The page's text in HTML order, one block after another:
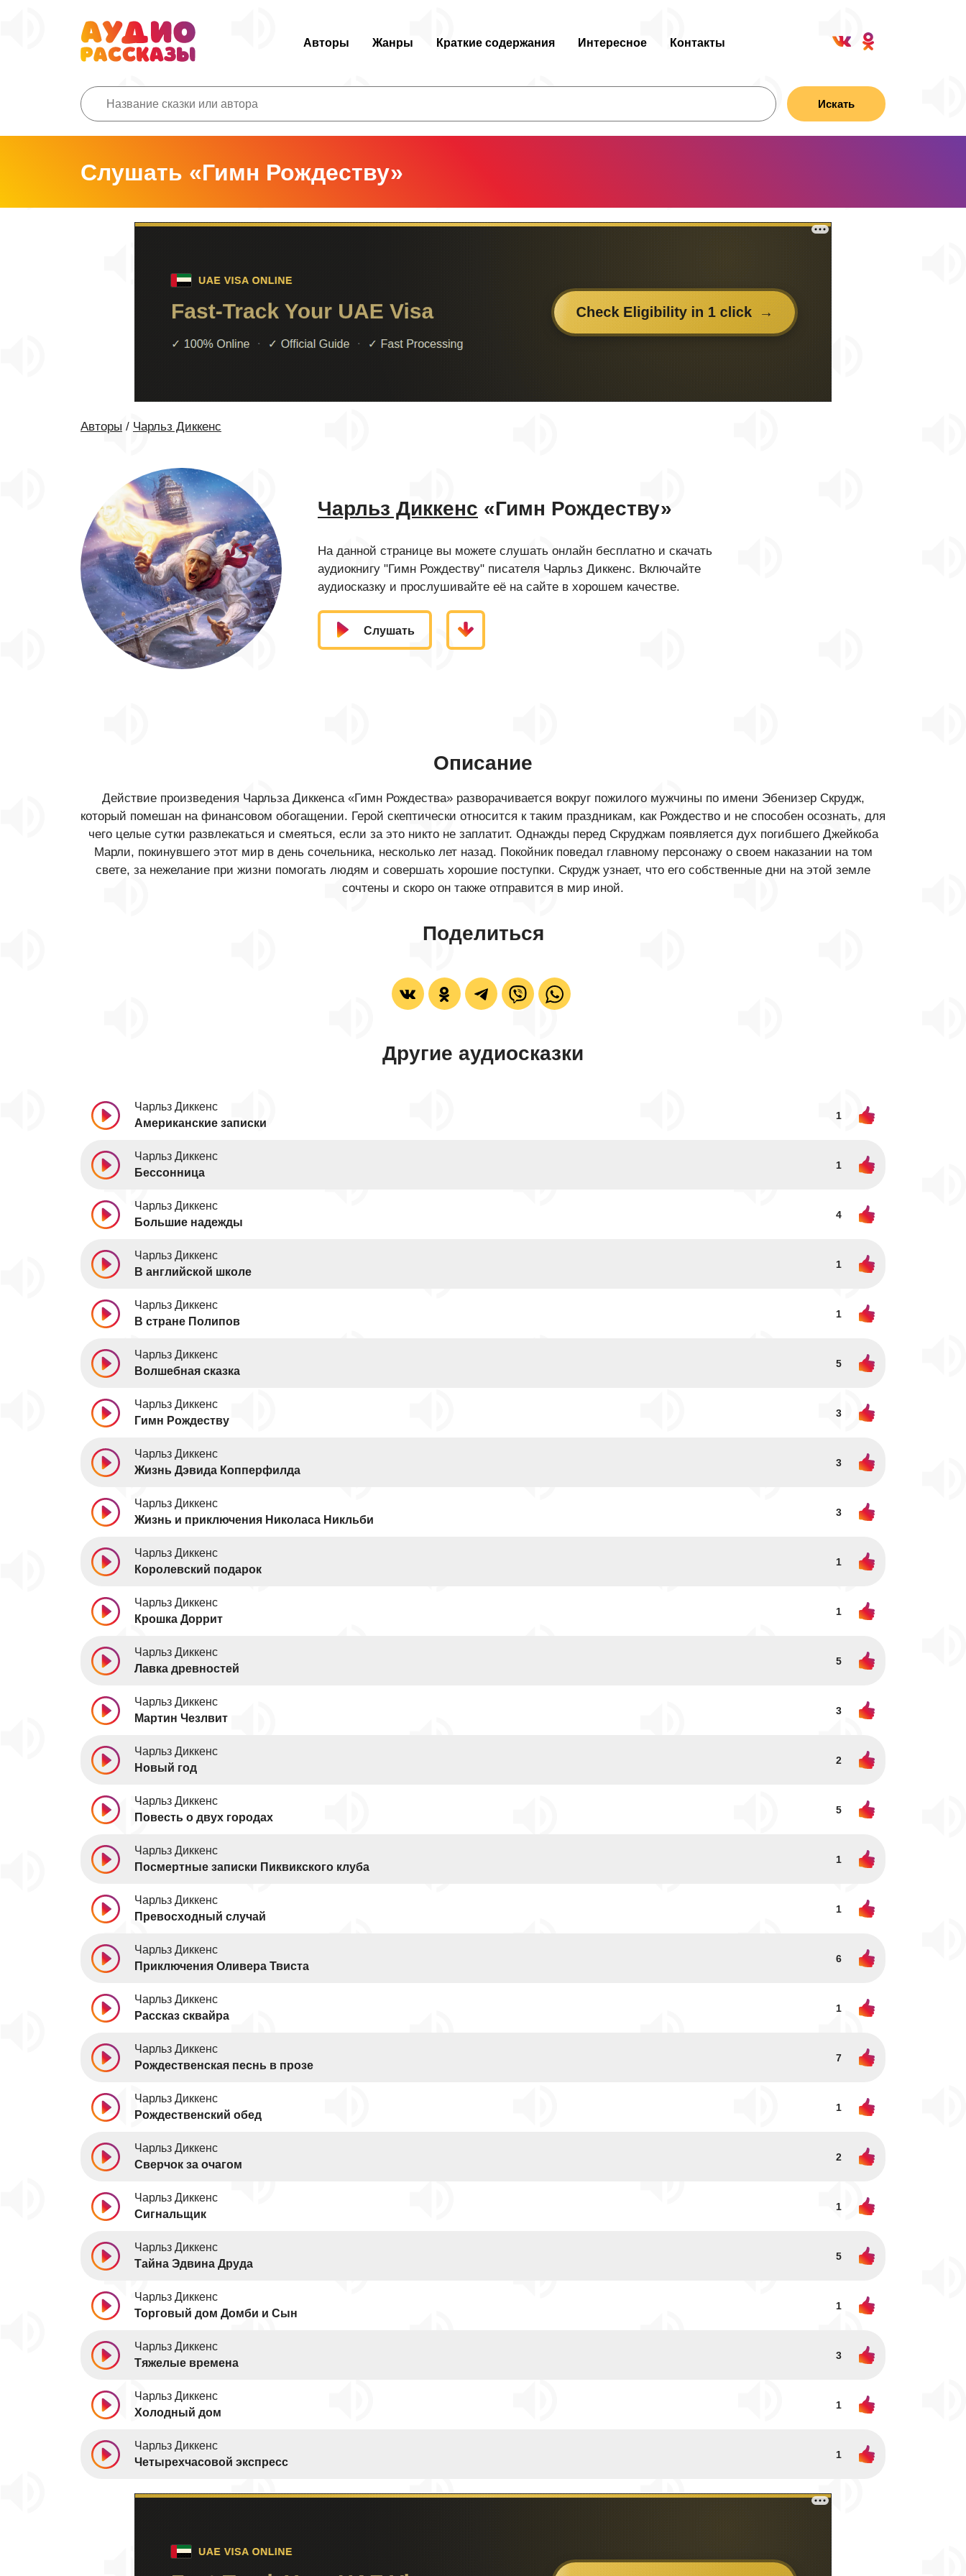
Авторы Жанры Краткие содержания Интересное Контакты
Искать
Слушать «Гимн Рождеству»
Авторы / Чарльз Диккенс
Чарльз Диккенс «Гимн Рождеству»
На данной странице вы можете слушать онлайн бесплатно и скачать
аудиокнигу "Гимн Рождеству" писателя Чарльз Диккенс. Включайте
аудиосказку и прослушивайте её на сайте в хорошем качестве.
Слушать
Описание
Действие произведения Чарльза Диккенса «Гимн Рождества» разворачивается вокруг пожилого мужчины по имени Эбенизер Скрудж,
который помешан на финансовом обогащении. Герой скептически относится к таким праздникам, как Рождество и не способен осознать, для
чего целые сутки развлекаться и смеяться, если за это никто не заплатит. Однажды перед Скруджам появляется дух погибшего Джейкоба
Марли, покинувшего этот мир в день сочельника, несколько лет назад. Покойник поведал главному персонажу о своем наказании на том
свете, за нежелание при жизни помогать людям и совершать хорошие поступки. Скрудж узнает, что его собственные дни на этой земле
сочтены и скоро он также отправится в мир иной.
Поделиться
Другие аудиосказки
Чарльз Диккенс
Американские записки
1
Чарльз Диккенс
Бессонница
1
Чарльз Диккенс
Большие надежды
4
Чарльз Диккенс
В английской школе
1
Чарльз Диккенс
В стране Полипов
1
Чарльз Диккенс
Волшебная сказка
5
Чарльз Диккенс
Гимн Рождеству
3
Чарльз Диккенс
Жизнь Дэвида Копперфилда
3
Чарльз Диккенс
Жизнь и приключения Николаса Никльби
3
Чарльз Диккенс
Королевский подарок
1
Чарльз Диккенс
Крошка Доррит
1
Чарльз Диккенс
Лавка древностей
5
Чарльз Диккенс
Мартин Чезлвит
3
Чарльз Диккенс
Новый год
2
Чарльз Диккенс
Повесть о двух городах
5
Чарльз Диккенс
Посмертные записки Пиквикского клуба
1
Чарльз Диккенс
Превосходный случай
1
Чарльз Диккенс
Приключения Оливера Твиста
6
Чарльз Диккенс
Рассказ сквайра
1
Чарльз Диккенс
Рождественская песнь в прозе
7
Чарльз Диккенс
Рождественский обед
1
Чарльз Диккенс
Сверчок за очагом
2
Чарльз Диккенс
Сигнальщик
1
Чарльз Диккенс
Тайна Эдвина Друда
5
Чарльз Диккенс
Торговый дом Домби и Сын
1
Чарльз Диккенс
Тяжелые времена
3
Чарльз Диккенс
Холодный дом
1
Чарльз Диккенс
Четырехчасовой экспресс
1